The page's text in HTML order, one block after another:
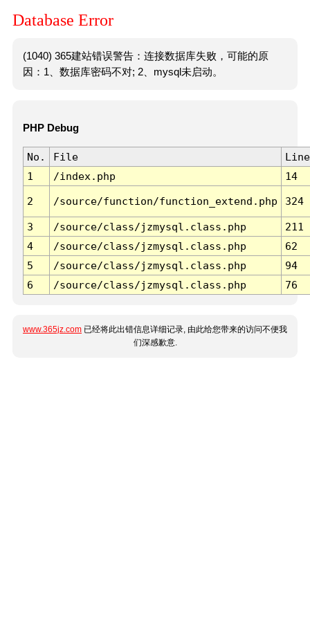
Database Error
(1040) 365建站错误警告：连接数据库失败，可能的原
因：1、数据库密码不对; 2、mysql未启动。
PHP Debug
No. File
Line
1
/index.php 14
2 /source/function/function_extend.php 324
3 /source/class/jzmysql.class.php
211
4
/source/class/jzmysql.class.php
62
5
/source/class/jzmysql.class.php
94
6
/source/class/jzmysql.class.php 76
www.365jz.com 已经将此出错信息详细记录, 由此给您带来的访问不便我
们深感歉意.